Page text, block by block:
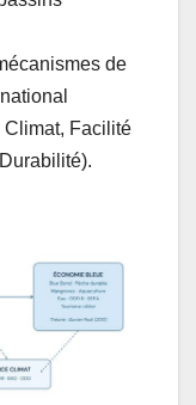
de
Climat, Facilité